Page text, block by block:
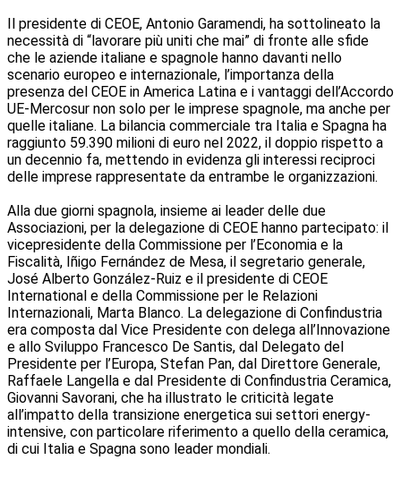
Il presidente di CEOE, Antonio Garamendi, ha sottolineato la
necessità di “lavorare più uniti che mai” di fronte alle sfide
che le aziende italiane e spagnole hanno davanti nello
scenario europeo e internazionale, l’importanza della
presenza del CEOE in America Latina e i vantaggi dell’Accordo
UE-Mercosur non solo per le imprese spagnole, ma anche per
quelle italiane. La bilancia commerciale tra Italia e Spagna ha
raggiunto 59.390 milioni di euro nel 2022, il doppio rispetto a
un decennio fa, mettendo in evidenza gli interessi reciproci
delle imprese rappresentate da entrambe le organizzazioni.
Alla due giorni spagnola, insieme ai leader delle due
Associazioni, per la delegazione di CEOE hanno partecipato: il
vicepresidente della Commissione per l’Economia e la
Fiscalità, Iñigo Fernández de Mesa, il segretario generale,
José Alberto González-Ruiz e il presidente di CEOE
International e della Commissione per le Relazioni
Internazionali, Marta Blanco. La delegazione di Confindustria
era composta dal Vice Presidente con delega all’Innovazione
e allo Sviluppo Francesco De Santis, dal Delegato del
Presidente per l’Europa, Stefan Pan, dal Direttore Generale,
Raffaele Langella e dal Presidente di Confindustria Ceramica,
Giovanni Savorani, che ha illustrato le criticità legate
all’impatto della transizione energetica sui settori energy-
intensive, con particolare riferimento a quello della ceramica,
di cui Italia e Spagna sono leader mondiali.